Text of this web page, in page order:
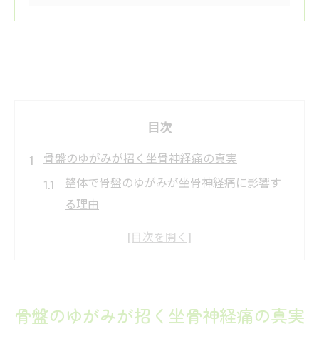
目次
骨盤のゆがみが招く坐骨神経痛の真実
整体で骨盤のゆがみが坐骨神経痛に影響す
る理由
骨盤のズレによる坐骨神経痛の具体的な症
坐骨神経痛のしびれの特徴と整体の関係
骨盤のゆがみが招く坐骨神経痛の真実